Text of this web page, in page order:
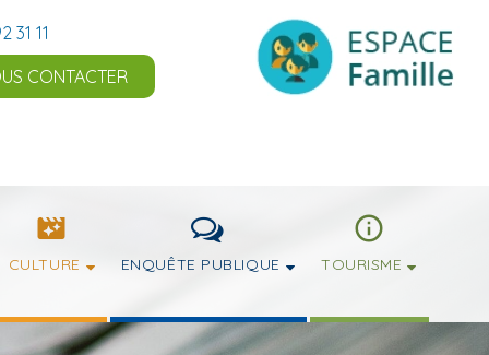
31 11
CONTACTER
CULTURE ENQUÊTE PUBLIQUE TOURISME